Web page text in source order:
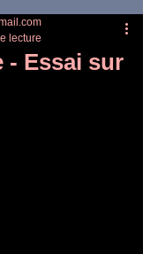
- Essai sur
lecture